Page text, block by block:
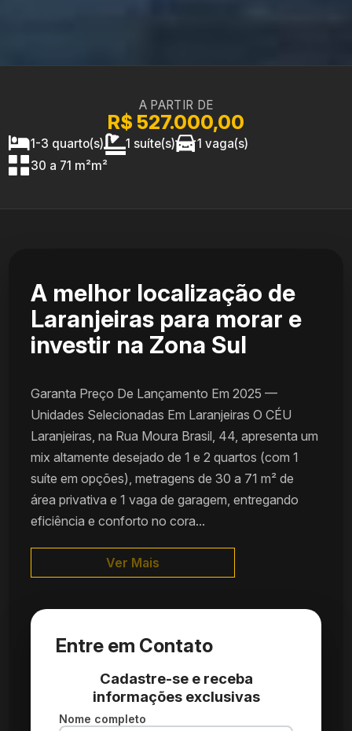
A PARTIR DE
R$ 527.000,00
1-3 quarto(s) 1 suíte(s)
1 vaga(s)
30 a 71 m²m²
A melhor localização de
Laranjeiras para morar e
investir na Zona Sul
Garanta Preço De Lançamento Em 2025 —
Unidades Selecionadas Em Laranjeiras O CÉU
Laranjeiras, na Rua Moura Brasil, 44, apresenta um
mix altamente desejado de 1 e 2 quartos (com 1
suíte em opções), metragens de 30 a 71 m² de
área privativa e 1 vaga de garagem, entregando
eficiência e conforto no cora...
Ver Mais
Entre em Contato
Cadastre-se e receba
informações exclusivas
Nome completo